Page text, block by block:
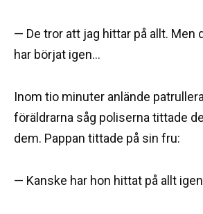
— De tror att jag hittar på allt. Men
har börjat igen…
Inom tio minuter anlände
föräldrarna såg poliserna tittade
dem. Pappan tittade på sin fru:
— Kanske har hon hittat på allt